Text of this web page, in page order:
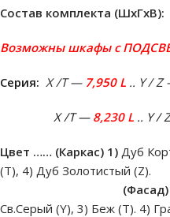
Состав комплекта
Возможны шкафы с
Серия: Х /Т — 7,950 L .. Y /
Х /Т — 8,230 L .. Y /
Цвет …… (Каркас) 1) Дуб
(T), 4) Дуб
(Фасад)
Св.Серый (Y), 3) Беж (T). 4)